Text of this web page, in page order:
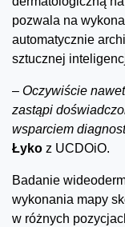
pozwala na
automatycznie
sztucznej
– Oczywiście
zastąpi
wsparciem
Łyko z UCDOiO.
Badanie
wykonania mapy
w różnych